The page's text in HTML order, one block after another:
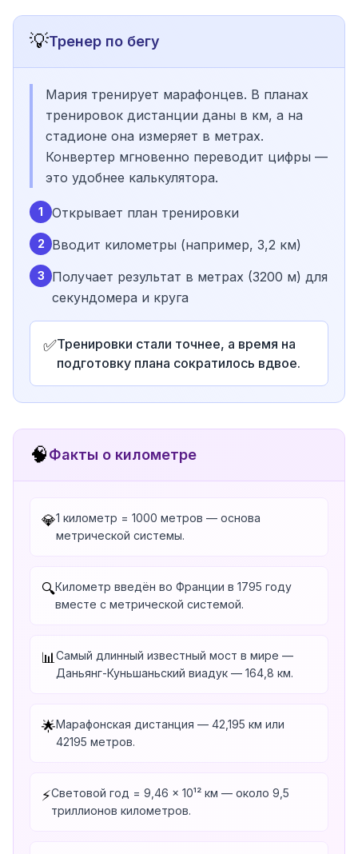
💡Тренер по бегу
Мария тренирует марафонцев. В планах
тренировок дистанции даны в км, а на
стадионе она измеряет в метрах.
Конвертер мгновенно переводит цифры —
это удобнее калькулятора.
1 Открывает план тренировки
2 Вводит километры (например, 3,2 км)
3
Получает результат в метрах (3200 м) для
секундомера и круга
✅Тренировки стали точнее, а время на
подготовку плана сократилось вдвое.
🧠Факты о километре
💎1 километр = 1000 метров — основа
метрической системы.
🔍Километр введён во Франции в 1795 году
вместе с метрической системой.
📊 Самый длинный известный мост в мире —
Даньянг-Куньшаньский виадук — 164,8 км.
🌟Марафонская дистанция — 42,195 км или
42195 метров.
⚡Световой год = 9,46 × 10¹² км — около 9,5
триллионов километров.